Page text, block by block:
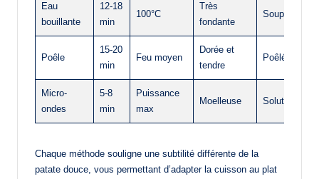
Eau
bouillante
12-18
min
100°C
Très
fondante
Soups,
Poêle
15-20
min
Feu moyen
Dorée et
tendre
Poêlées,
Micro-
ondes
5-8
min
Puissance
max
Moelleuse Solution
Chaque méthode souligne une subtilité différente de la
patate douce, vous permettant d’adapter la cuisson au plat